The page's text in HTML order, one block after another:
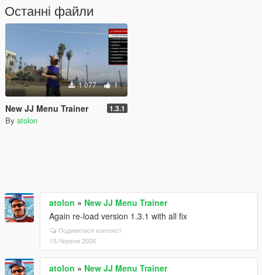
Останні файли
1 077 1
New JJ Menu Trainer 1.3.1
By atolon
atolon » New JJ Menu Trainer
Again re-load version 1.3.1 with all fix
Подивитися контекст
15 Червня 2026
atolon » New JJ Menu Trainer